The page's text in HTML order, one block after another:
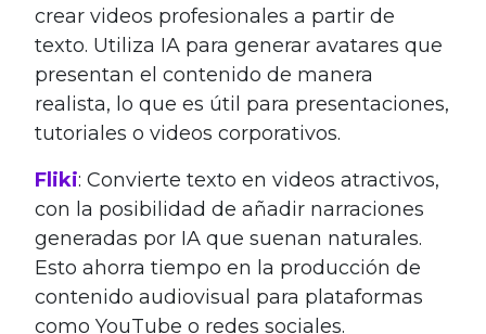
crear videos profesionales a partir de
texto. Utiliza IA para generar avatares que
presentan el contenido de manera
realista, lo que es útil para presentaciones,
tutoriales o videos corporativos.
Fliki: Convierte texto en videos atractivos,
con la posibilidad de añadir narraciones
generadas por IA que suenan naturales.
Esto ahorra tiempo en la producción de
contenido audiovisual para plataformas
como YouTube o redes sociales.